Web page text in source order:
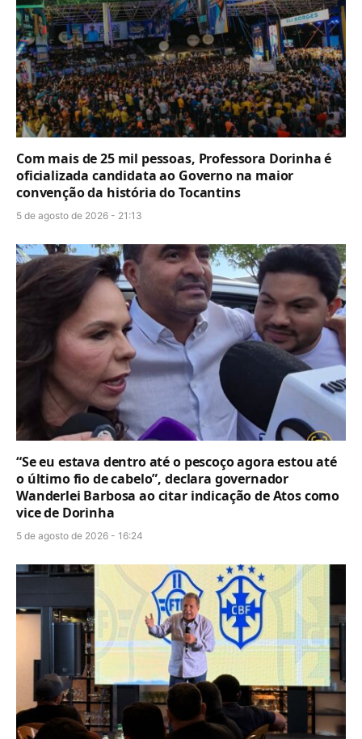
Com mais de 25 mil pessoas, Professora Dorinha é
oficializada candidata ao Governo na maior
convenção da história do Tocantins
5 de agosto de 2026 - 21:13
“Se eu estava dentro até o pescoço agora estou até
o último fio de cabelo”, declara governador
Wanderlei Barbosa ao citar indicação de Atos como
vice de Dorinha
5 de agosto de 2026 - 16:24